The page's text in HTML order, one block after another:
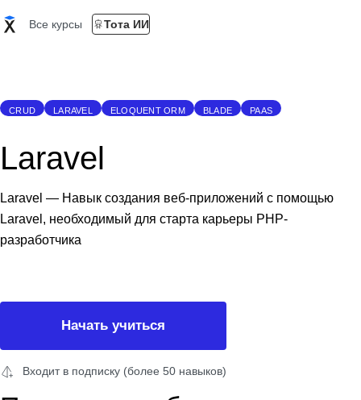
Все курсы Тота ИИ
CRUD LARAVEL ELOQUENT ORM BLADE PAAS
Laravel
Laravel — Навык создания веб-приложений с помощью
Laravel, необходимый для старта карьеры PHP-
разработчика
Начать учиться
Входит в подписку (более 50 навыков)